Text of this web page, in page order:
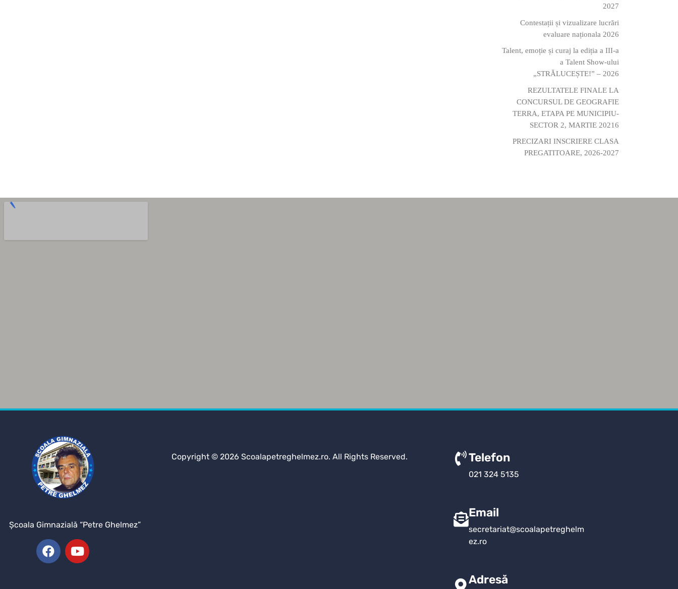
2027
Contestații și vizualizare lucrări
evaluare naționala 2026
Talent, emoție și curaj la ediția a III-a
a Talent Show-ului
„STRĂLUCEȘTE!” – 2026
REZULTATELE FINALE LA
CONCURSUL DE GEOGRAFIE
TERRA, ETAPA PE MUNICIPIU-
SECTOR 2, MARTIE 20216
PRECIZARI INSCRIERE CLASA
PREGATITOARE, 2026-2027
Şcoala Gimnazială “Petre Ghelmez”
Copyright © 2026 Scoalapetreghelmez.ro. All Rights Reserved. Telefon
021 324 5135
Email
secretariat@scoalapetreghelm
ez.ro
Adresă